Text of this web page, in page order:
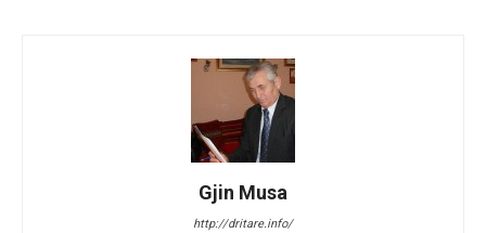
Gjin Musa
http://dritare.info/